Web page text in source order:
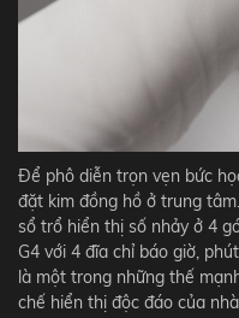
Để phô diễn trọn vẹn bức
đặt kim đồng hồ ở trung
sổ trổ hiển thị số nhảy ở 4
G4 với 4 đĩa chỉ báo giờ,
là một trong những thế
chế hiển thị độc đáo của